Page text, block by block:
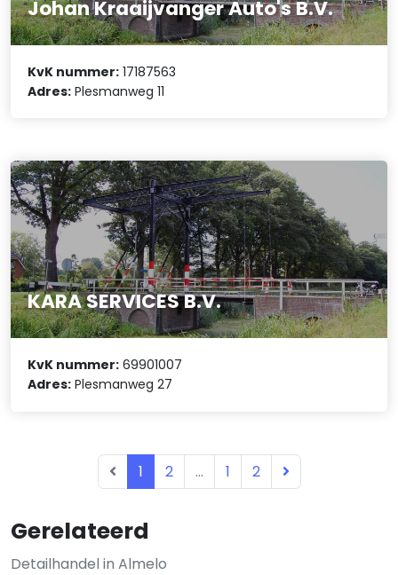
Gerelateerd
Detailhandel in Almelo
Johan Kraaijvanger Auto's B.V.
KvK nummer: 17187563
Adres: Plesmanweg 11
KARA SERVICES B.V.
KvK nummer: 69901007
Adres: Plesmanweg 27
1 2 ... 1 2